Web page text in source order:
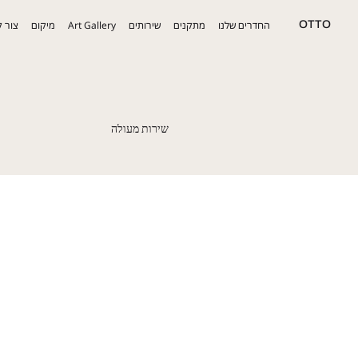
החדרים שלנו מתקנים שירותים Art Gallery מיקום צור OTTO
שירות מעולה